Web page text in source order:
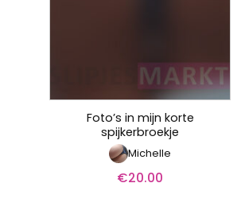
Foto’s in mijn korte
spijkerbroekje
Michelle
€20.00